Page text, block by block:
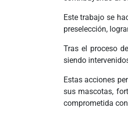
Este trabajo se
preselección,
Tras el proceso
siendo
Estas acciones
sus mascotas,
comprometida